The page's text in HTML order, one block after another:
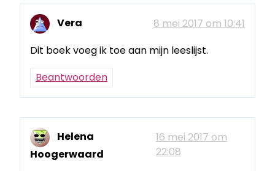
Vera
8 mei 2017 om 10:41
Dit boek voeg ik toe aan mijn leeslijst.
Beantwoorden
Helena
Hoogerwaard
16 mei 2017 om
22:08